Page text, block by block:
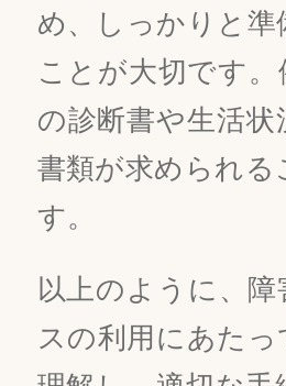
め、しっかりと準
ことが大切です
の診断書や生活状
書類が求められる
す。
以上のように、
スの利用にあた